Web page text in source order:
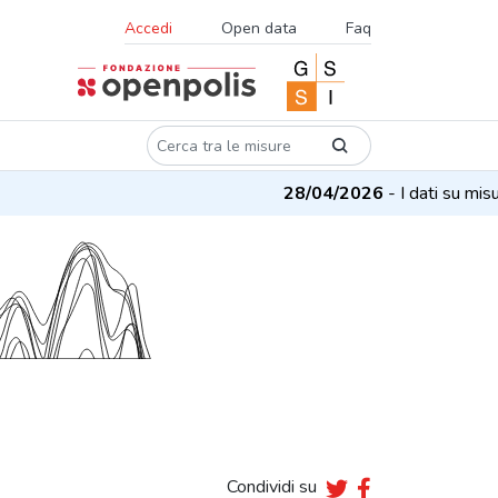
Accedi Open data Faq
28/04/2026- I dati su misure
Condividi su